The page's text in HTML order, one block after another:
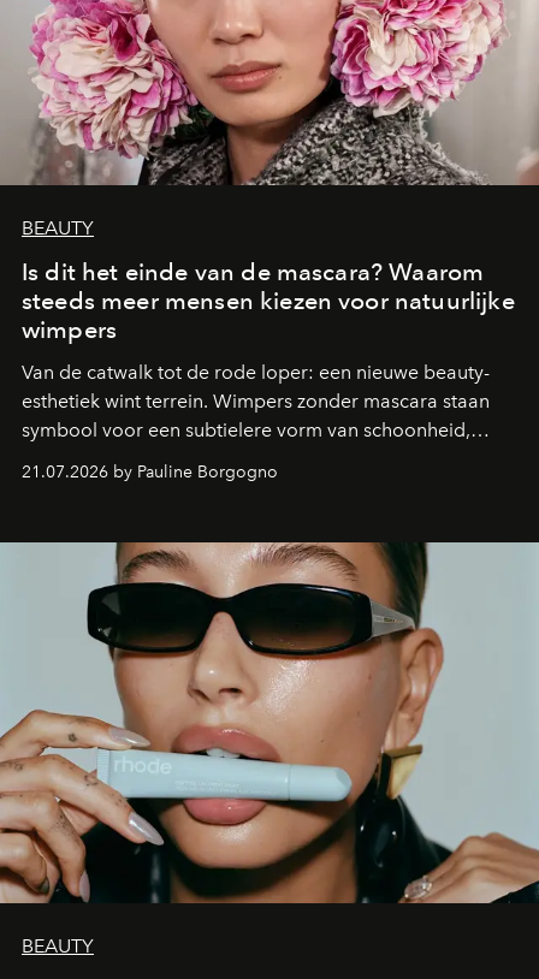
BEAUTY
Is dit het einde van de mascara? Waarom
steeds meer mensen kiezen voor natuurlijke
wimpers
Van de catwalk tot de rode loper: een nieuwe beauty-
esthetiek wint terrein. Wimpers zonder mascara staan
symbool voor een subtielere vorm van schoonheid,
aan make-up.
21.07.2026 by Pauline Borgogno
BEAUTY